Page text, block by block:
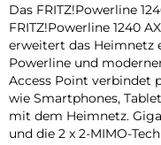
Das FRITZ!Powerline
FRITZ!Powerline 1240
erweitert das Heimnetz
Powerline und
Access Point verbindet
wie Smartphones,
mit dem Heimnetz.
und die 2 x 2-MIMO-